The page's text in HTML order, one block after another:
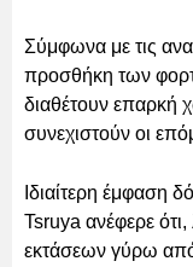
Σύμφωνα με τις
προσθήκη των
διαθέτουν επαρκή
συνεχιστούν οι
Ιδιαίτερη έμφαση
Tsruya ανέφερε
εκτάσεων γύρω από